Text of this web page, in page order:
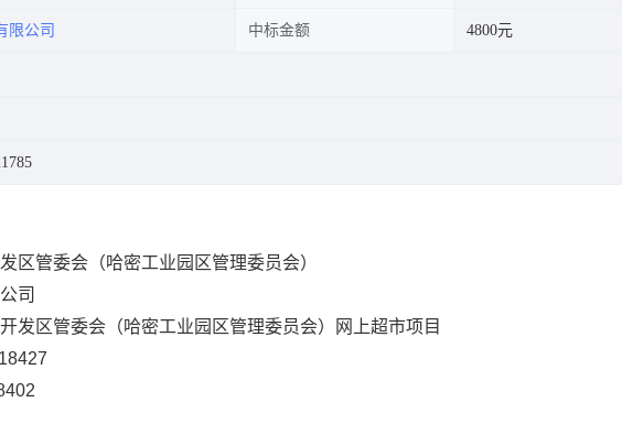
限公司 中标金额 4800元
区管委会（哈密工业园区管理委员会）
司
发区管委会（哈密工业园区管理委员会）网上超市项目